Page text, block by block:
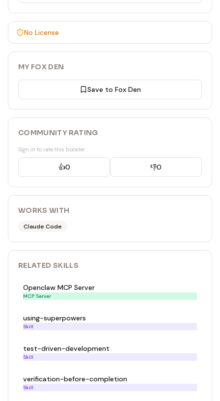
No License
MY FOX DEN
Save to Fox Den
COMMUNITY RATING
Sign in to rate this booster
👍0 👎0
WORKS WITH
Claude Code
RELATED SKILLS
Openclaw MCP Server
MCP Server
using-superpowers
Skill
test-driven-development
Skill
verification-before-completion
Skill